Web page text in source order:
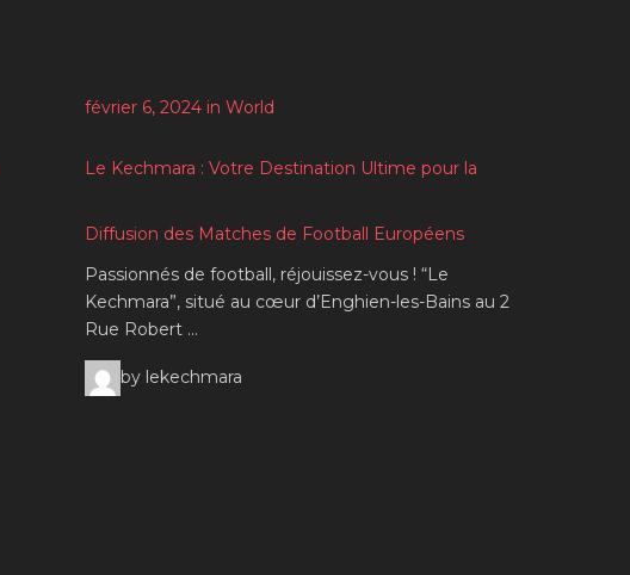
février 6, 2024 in World
Le Kechmara : Votre Destination Ultime pour la
Diffusion des Matches de Football Européens
Passionnés de football, réjouissez-vous ! “Le
Kechmara”, situé au cœur d’Enghien-les-Bains au 2
Rue Robert …
by lekechmara